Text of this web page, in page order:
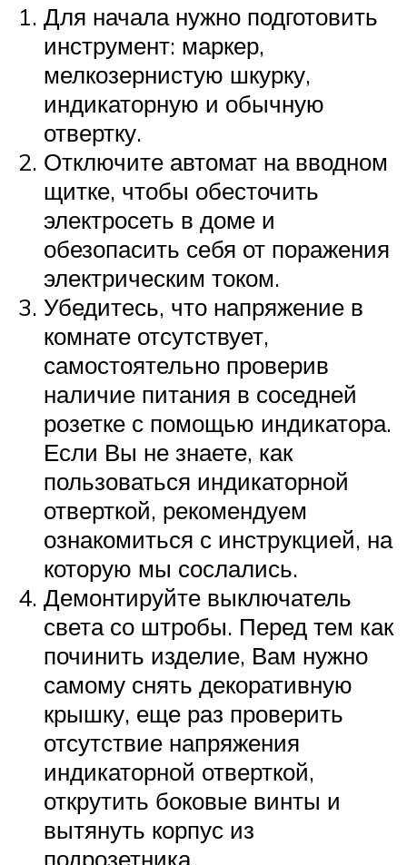
Для начала нужно подготовить
инструмент: маркер,
мелкозернистую шкурку,
индикаторную и обычную
отвертку.
Отключите автомат на вводном
щитке, чтобы обесточить
электросеть в доме и
обезопасить себя от поражения
электрическим током.
Убедитесь, что напряжение в
комнате отсутствует,
самостоятельно проверив
наличие питания в соседней
розетке с помощью индикатора.
Если Вы не знаете, как
пользоваться индикаторной
отверткой, рекомендуем
ознакомиться с инструкцией, на
которую мы сослались.
Демонтируйте выключатель
света со штробы. Перед тем как
починить изделие, Вам нужно
самому снять декоративную
крышку, еще раз проверить
отсутствие напряжения
индикаторной отверткой,
открутить боковые винты и
вытянуть корпус из
подрозетника.